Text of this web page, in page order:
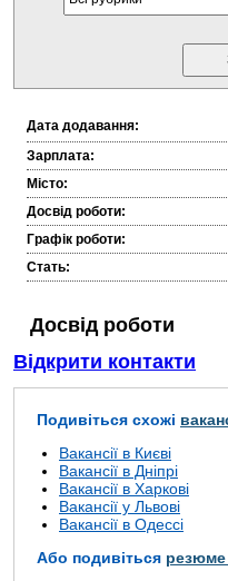
Дата додавання:
Зарплата:
Місто:
Досвід роботи:
Графік роботи:
Стать:
Досвід роботи
Відкрити контакти
Подивіться схожі
Вакансії в Києві
Вакансії в Дніпрі
Вакансії в Харкові
Вакансії у Львові
Вакансії в Одессі
Або подивіться резюме